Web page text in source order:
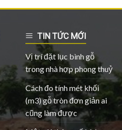
TIN TỨC MỚI
Vị trí đặt lục bình gỗ
trong nhà hợp phong thuỷ
Cách đo tính mét khối
(m3) gỗ tròn đơn giản ai
cũng làm được